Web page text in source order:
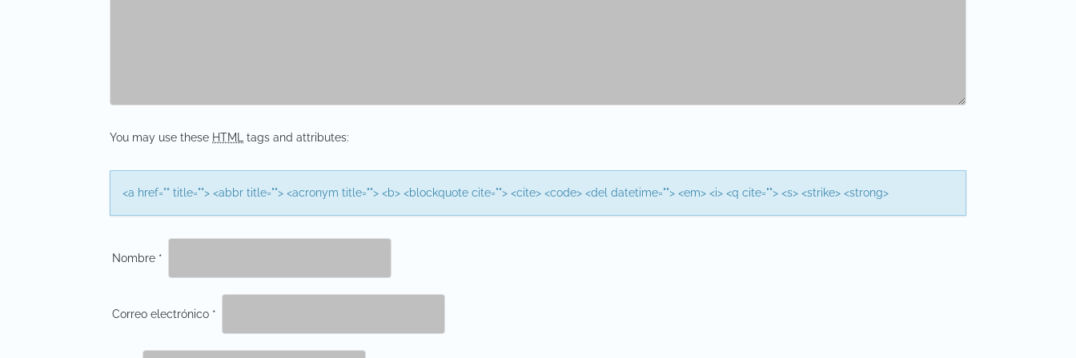
a
t
o
n
You may use these HTML tags and attributes:
<a href="" title=""> <abbr title=""> <acronym title=""> <b> <blockquote cite=""> <cite> <code> <del datetime=""> <em> <i> <q cite=""> <s> <strike> <strong>
Nombre *
Correo electrónico *